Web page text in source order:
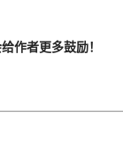
作者更多鼓励！